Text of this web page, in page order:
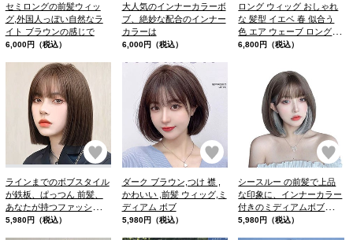
セミロングの前髪ウィッ
グ,外国人っぼい自然なラ
イト ブラウンの感じで
6,000円（税込）
大人気のインナーカラーボ
ブ、絶妙な配合のインナー
カラーは
6,000円（税込）
ロング ウィッグ おしゃれ
な 髪型 イエベ 春 似合う
色 エア ウェーブ ロング パ
ーマ
6,800円（税込）
お気に入り
ラインまでのボブスタイル
が鉄板、ぱっつん 前髪、
あなたが持つファッション
ウィッグへのイメージが変
5,980円（税込）
お気に入り
ダーク ブラウン,つけ 襟 ,
かわいい ,前髪 ウィッグ,ミ
ディアム ボブ
5,980円（税込）
シースルー の前髪で上品
な印象に、インナーカラー
付きのミディアムボブスタ
イルです。耳掛けスタイル
5,980円（税込）